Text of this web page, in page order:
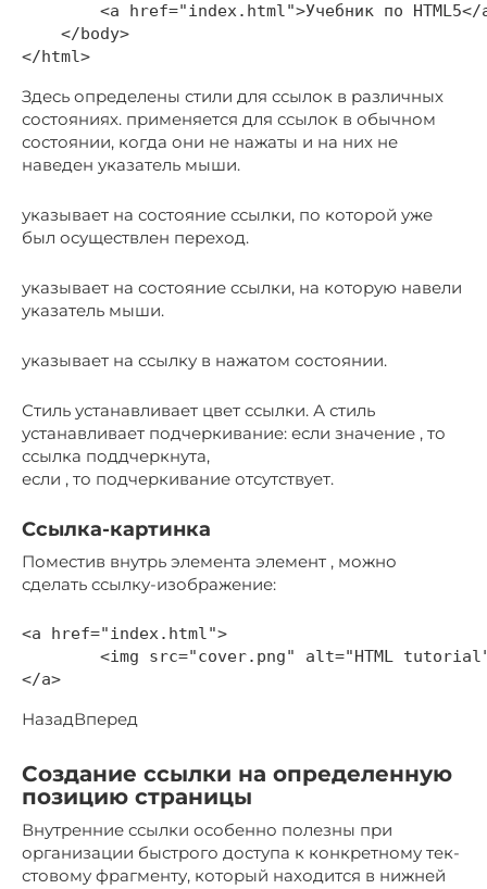
<a href="index.html">Учебник по HTML5</
    </body>
Здесь определены стили для ссылок в различных
состояниях. применяется для ссылок в обычном
состоянии, когда они не нажаты и на них не
наведен указатель мыши.
указывает на состояние ссылки, по которой уже
был осуществлен переход.
указывает на состояние ссылки, на которую навели
указатель мыши.
указывает на ссылку в нажатом состоянии.
Стиль устанавливает цвет ссылки. А стиль
устанавливает подчеркивание: если значение , то
ссылка поддчеркнута,
если , то подчеркивание отсутствует.
Ссылка-картинка
Поместив внутрь элемента элемент , можно
сделать ссылку-изображение:
<a href="index.html">
НазадВперед
Создание ссылки на определенную
позицию страницы
Внутренние ссылки особенно полезны при
организации быстрого доступа к конкретному тек-
стовому фрагменту, который находится в нижней